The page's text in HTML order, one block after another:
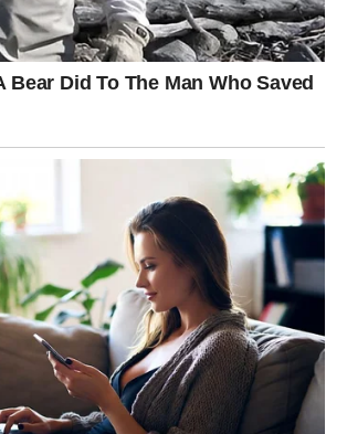
biće na
bolju energiju. Osećaćete se
i spremnije da ostvarite sve svoje
koji ćete pronaći pozitivno će uticati i